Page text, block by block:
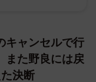
キャンセルで行
また野良には戻
決断